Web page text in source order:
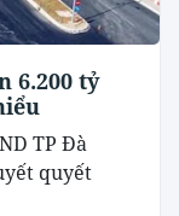
6.200 tỷ
TP Đà
quyết